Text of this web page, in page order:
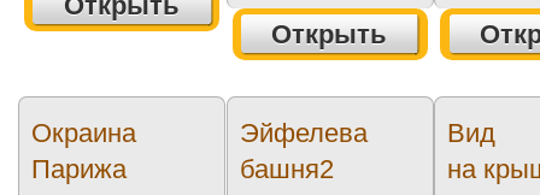
Открыть
Окраина
Парижа
Эйфелева
башня2
Вид
на